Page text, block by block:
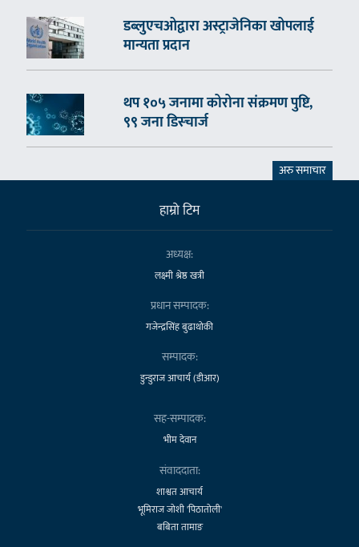
डब्लुएचओद्वारा अस्ट्राजेनिका खोपलाई
मान्यता प्रदान
थप १०५ जनामा कोरोना संक्रमण पुष्टि,
९९ जना डिस्चार्ज
अरु समाचार
हाम्राे टिम
अध्यक्ष:
लक्ष्मी श्रेष्ठ खत्री
प्रधान सम्पादक:
गजेन्द्रसिंह बुढाथोकी
सम्पादक:
डुन्डुराज आचार्य (डीआर)
सह-सम्पादक:
भीम देवान
संवाददाता:
शाश्वत आचार्य
भूमिराज जोशी 'पिठातोली'
बबिता तामाङ